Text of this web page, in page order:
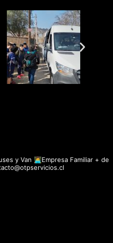
y Van 👩‍💻Empresa Familiar + de